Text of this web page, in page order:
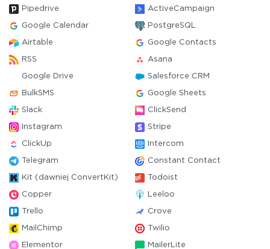
Pipedrive ActiveCampaign
Google Calendar PostgreSQL
Airtable Google Contacts
RSS Asana
Google Drive Salesforce CRM
BulkSMS Google Sheets
Slack ClickSend
Instagram Stripe
ClickUp Intercom
Telegram Constant Contact
Kit (dawniej ConvertKit) Todoist
Copper Leeloo
Trello Crove
MailChimp Twilio
Elementor MailerLite